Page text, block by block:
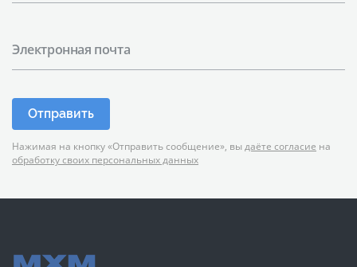
Электронная почта
Отправить
Нажимая на кнопку «Отправить сообщение», вы даёте согласие на
обработку своих персональных данных